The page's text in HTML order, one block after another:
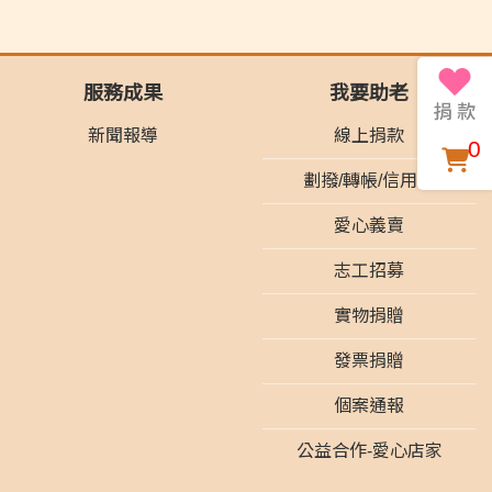
服務成果
新聞報導
我要助老
線上捐款
劃撥/轉帳/信用卡
愛心義賣
志工招募
實物捐贈
發票捐贈
個案通報
公益合作-愛心店家
0